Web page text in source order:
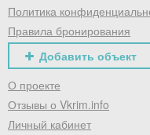
Политика
Правила бронирования
Добавить объект
О проекте
Отзывы о Vkrim.info
Личный кабинет